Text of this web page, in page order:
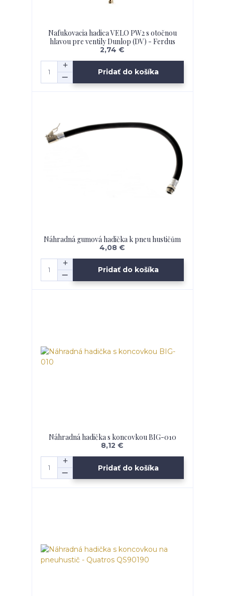
Nafukovacia hadica VELO PW2 s otočnou
hlavou pre ventily Dunlop (DV) - Ferdus
2,74 €
Pridať do košíka
Náhradná gumová hadička k pneu hustičům
4,08 €
Pridať do košíka
Náhradná hadička s koncovkou BIG-010
8,12 €
Pridať do košíka